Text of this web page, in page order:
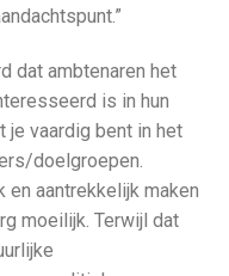
dat ambtenaren het
is in hun
je vaardig bent in het
doelgroepen.
en aantrekkelijk maken
moeilijk. Terwijl dat